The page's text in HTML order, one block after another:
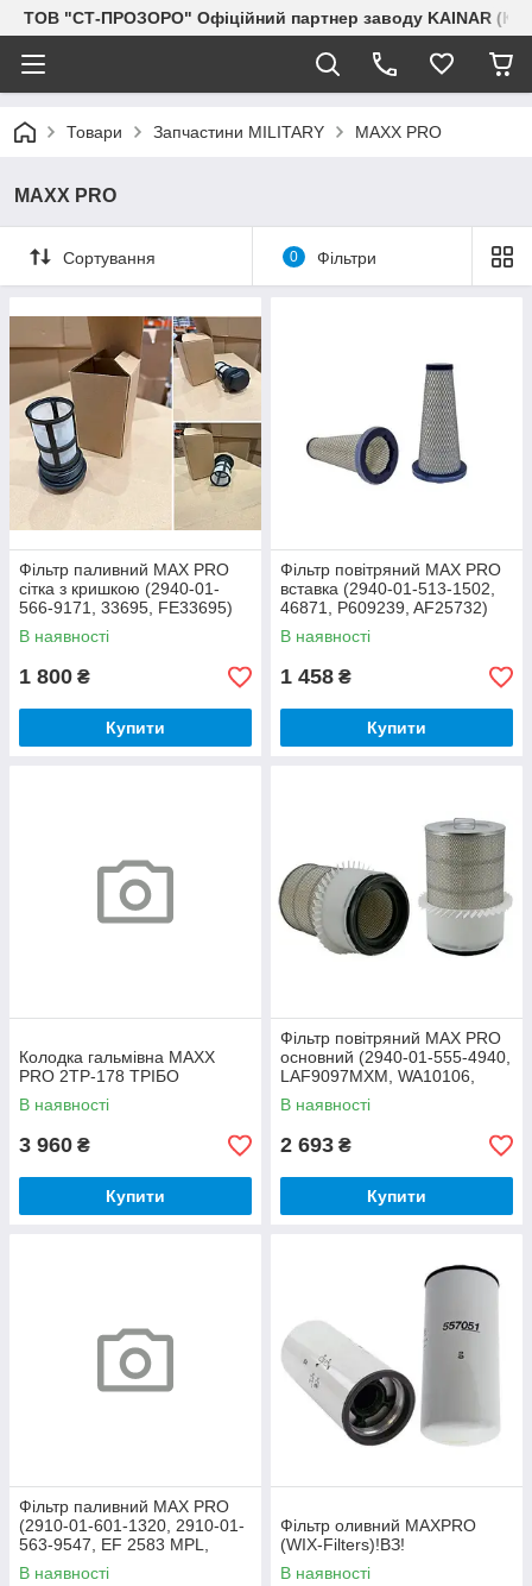
ТОВ "СТ-ПРОЗОРО" Офіційний партнер заводу KAINAR
Товари Запчастини MILITARY MAXX PRO
MAXX PRO
Сортування 0 Фільтри
Фільтр паливний MAX PRO
сітка з кришкою (2940-01-
566-9171, 33695, FE33695)
(CHINA)
В наявності
1 800 ₴
Купити
Фільтр повітряний MAX PRO
вставка (2940-01-513-1502,
46871, P609239, AF25732)
(WIX)
В наявності
1 458 ₴
Купити
Колодка гальмівна MAXX
PRO 2ТР-178 ТРІБО
В наявності
3 960 ₴
Купити
Фільтр повітряний MAX PRO
основний (2940-01-555-4940,
LAF9097MXM, WA10106,
3532801C1 2WH3CA) (WIX)
В наявності
2 693 ₴
Купити
Фільтр паливний MAX PRO
(2910-01-601-1320, 2910-01-
563-9547, EF 2583 MPL,
P550824, WF10149) (OnFil)
В наявності
Фільтр оливний MAXPRO
(WIX-Filters)!ВЗ!
В наявності